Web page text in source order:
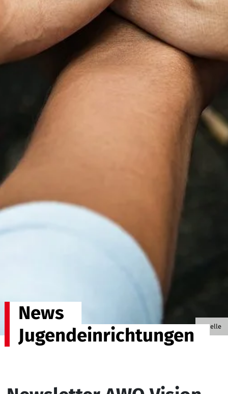
©Quelle
News
Jugendeinrichtungen